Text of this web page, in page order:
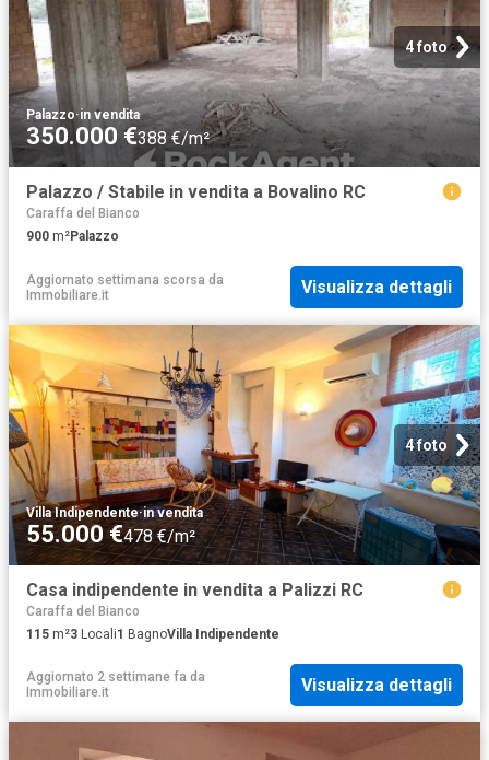
4 foto
Palazzo·in vendita
350.000 €388 €/m²
Palazzo / Stabile in vendita a Bovalino RC
Caraffa del Bianco
900 m²Palazzo
Aggiornato settimana scorsa da
Immobiliare.it
Visualizza dettagli
4 foto
Villa Indipendente·in vendita
55.000 €478 €/m²
Casa indipendente in vendita a Palizzi RC
Caraffa del Bianco
115 m²3 Locali1 BagnoVilla Indipendente
Aggiornato 2 settimane fa da
Immobiliare.it
Visualizza dettagli